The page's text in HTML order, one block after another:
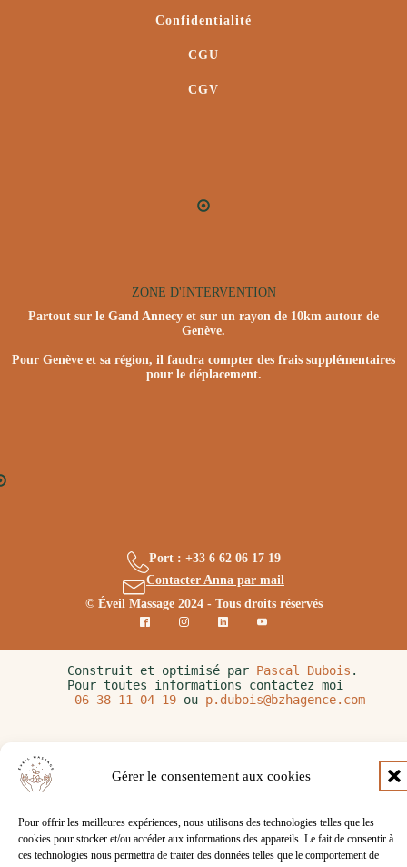
Gérer le consentement aux cookies
Pour offrir les meilleures expériences, nous utilisons des technologies telles que les
cookies pour stocker et/ou accéder aux informations des appareils. Le fait de consentir à
ces technologies nous permettra de traiter des données telles que le comportement de
Confidentialité
CGU
CGV
ZONE D'INTERVENTION
Partout sur le Gand Annecy et sur un rayon de 10km autour de
Genève.
Pour Genève et sa région, il faudra compter des frais supplémentaires
pour le déplacement.
Port : +33 6 62 06 17 19
Contacter Anna par mail
© Éveil Massage 2024 - Tous droits réservés
Construit et optimisé par Pascal Dubois .
Pour toutes informations contactez moi
06 38 11 04 19 ou p.dubois@bzhagence.com